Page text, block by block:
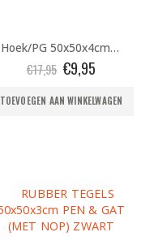
Hoek/PG 50x50x4cm – Groen
€17,95 Oorspronkelijke
prijs
was:
€17,95.
€9,95
is:
€9,95.
TOEVOEGEN AAN WINKELWAGEN